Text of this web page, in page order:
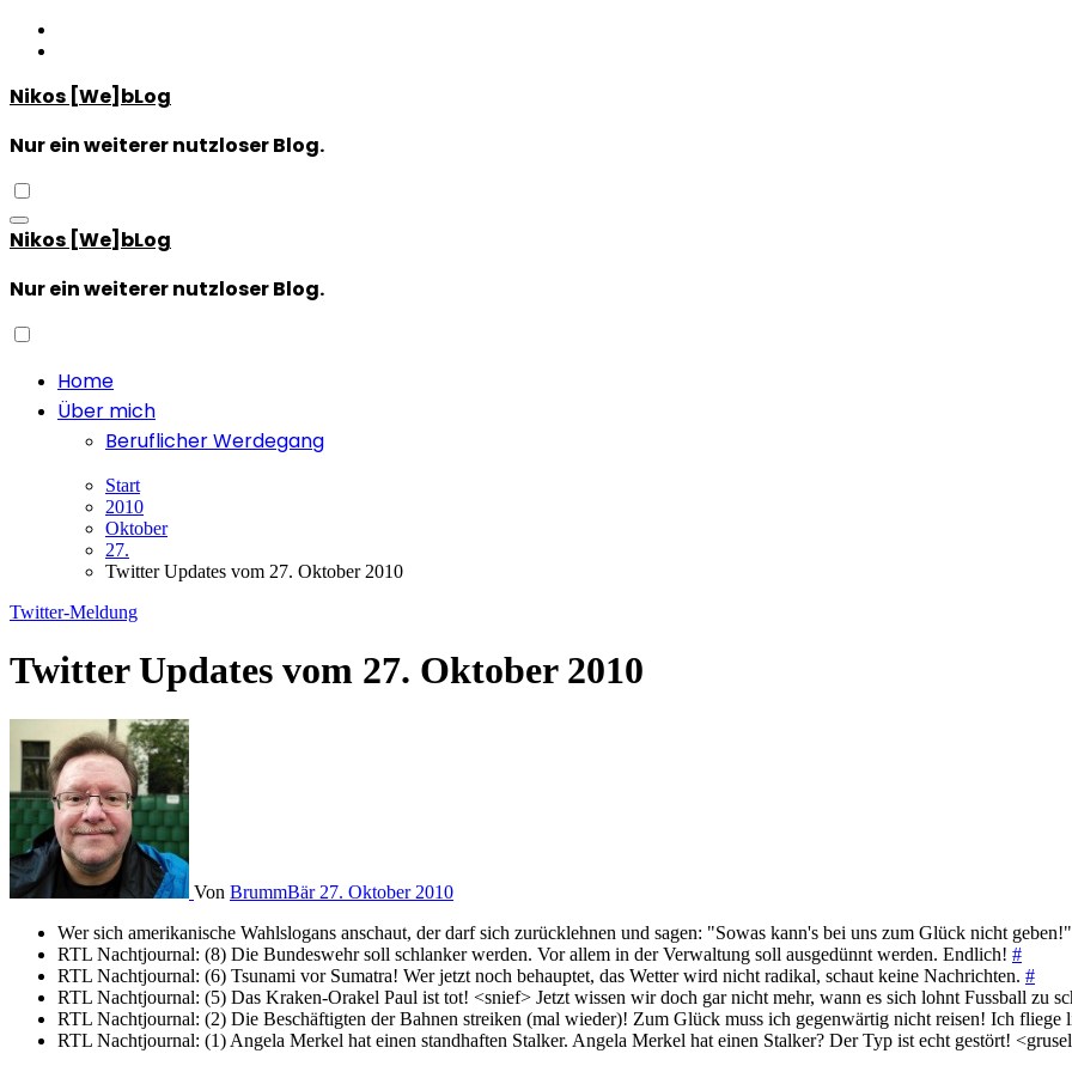
Zum
Inhalt
Nikos [We]bLog
Nur ein weiterer nutzloser Blog.
Nikos [We]bLog
Nur ein weiterer nutzloser Blog.
Home
Über mich
Beruflicher Werdegang
Start
2010
Oktober
27.
Twitter Updates vom 27. Oktober 2010
Twitter-Meldung
Twitter Updates vom 27. Oktober 2010
Von BrummBär 27. Oktober 2010
Wer sich amerikanische Wahlslogans anschaut, der darf sich zurücklehnen und sagen: "Sowas kann's bei uns zum Glück nicht geben!"
RTL Nachtjournal: (8) Die Bundeswehr soll schlanker werden. Vor allem in der Verwaltung soll ausgedünnt werden. Endlich! #
RTL Nachtjournal: (6) Tsunami vor Sumatra! Wer jetzt noch behauptet, das Wetter wird nicht radikal, schaut keine Nachrichten. #
RTL Nachtjournal: (5) Das Kraken-Orakel Paul ist tot! <snief> Jetzt wissen wir doch gar nicht mehr, wann es sich lohnt Fussball zu
RTL Nachtjournal: (2) Die Beschäftigten der Bahnen streiken (mal wieder)! Zum Glück muss ich gegenwärtig nicht reisen! Ich
RTL Nachtjournal: (1) Angela Merkel hat einen standhaften Stalker. Angela Merkel hat einen Stalker? Der Typ ist echt gestört!